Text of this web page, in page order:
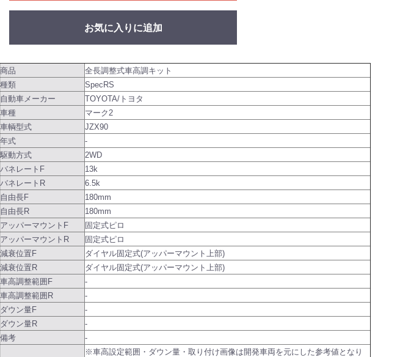
お気に入りに追加
商品
全長調整式車高調キット
種類
SpecRS
自動車メーカー
TOYOTA/トヨタ
車種
マーク2
車輌型式
JZX90
年式
-
駆動方式
2WD
バネレートF
13k
バネレートR
6.5k
自由長F
180mm
自由長R
180mm
アッパーマウントF
固定式ピロ
アッパーマウントR
固定式ピロ
減衰位置F
ダイヤル固定式(アッパーマウント上部)
減衰位置R
ダイヤル固定式(アッパーマウント上部)
車高調整範囲F
-
車高調整範囲R
-
ダウン量F
-
ダウン量R
-
備考
-
※車高設定範囲・ダウン量・取り付け画像は開発車両を元にした参考値となり